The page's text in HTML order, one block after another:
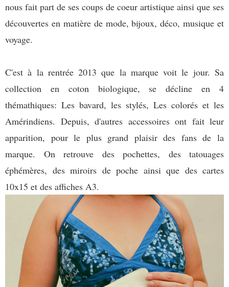
nous fait part de ses coups de coeur artistique ainsi que ses
découvertes en matière de mode, bijoux, déco, musique et
voyage.
C'est à la rentrée 2013 que la marque voit le jour. Sa
collection en coton biologique, se décline en 4
thémathiques: Les bavard, les stylés, Les colorés et les
Amérindiens. Depuis, d'autres accessoires ont fait leur
apparition, pour le plus grand plaisir des fans de la
marque. On retrouve des pochettes, des tatouages
éphémères, des miroirs de poche ainsi que des cartes
10x15 et des affiches A3.